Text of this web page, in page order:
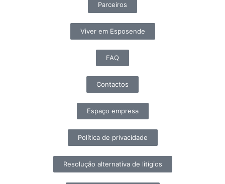
Parceiros
Viver em Esposende
FAQ
Contactos
Espaço empresa
Política de privacidade
Resolução alternativa de litígios